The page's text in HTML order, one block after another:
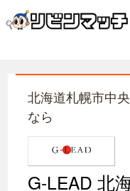
北海道札幌市中
なら
G-LEAD 北